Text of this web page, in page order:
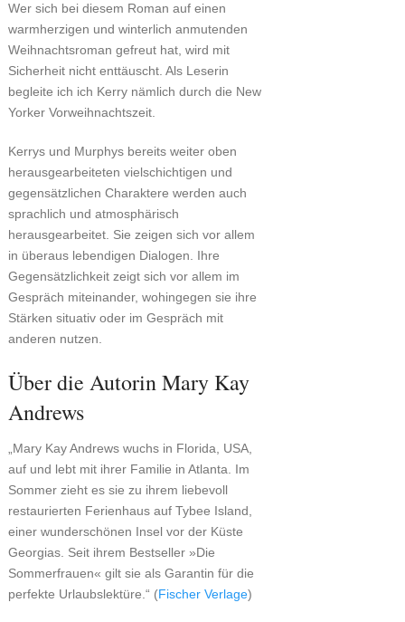
Wer sich bei diesem Roman auf einen
warmherzigen und winterlich anmutenden
Weihnachtsroman gefreut hat, wird mit
Sicherheit nicht enttäuscht. Als Leserin
begleite ich ich Kerry nämlich durch die New
Yorker Vorweihnachtszeit.
Kerrys und Murphys bereits weiter oben
herausgearbeiteten vielschichtigen und
gegensätzlichen Charaktere werden auch
sprachlich und atmosphärisch
herausgearbeitet. Sie zeigen sich vor allem
in überaus lebendigen Dialogen. Ihre
Gegensätzlichkeit zeigt sich vor allem im
Gespräch miteinander, wohingegen sie ihre
Stärken situativ oder im Gespräch mit
anderen nutzen.
Über die Autorin Mary Kay
Andrews
„Mary Kay Andrews wuchs in Florida, USA,
auf und lebt mit ihrer Familie in Atlanta. Im
Sommer zieht es sie zu ihrem liebevoll
restaurierten Ferienhaus auf Tybee Island,
einer wunderschönen Insel vor der Küste
Georgias. Seit ihrem Bestseller »Die
Sommerfrauen« gilt sie als Garantin für die
perfekte Urlaubslektüre.“ (Fischer Verlage)